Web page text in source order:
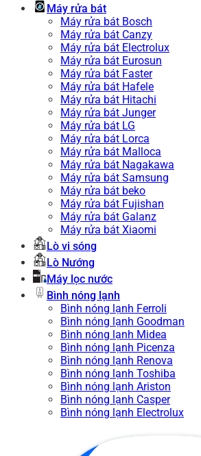
Máy rửa bát
Máy rửa bát Bosch
Máy rửa bát Canzy
Máy rửa bát Electrolux
Máy rửa bát Eurosun
Máy rửa bát Faster
Máy rửa bát Hafele
Máy rửa bát Hitachi
Máy rửa bát Junger
Máy rửa bát LG
Máy rửa bát Lorca
Máy rửa bát Malloca
Máy rửa bát Nagakawa
Máy rửa bát Samsung
Máy rửa bát beko
Máy rửa bát Fujishan
Máy rửa bát Galanz
Máy rửa bát Xiaomi
Lò vi sóng
Lò Nướng
Máy lọc nước
Bình nóng lạnh
Bình nóng lạnh Ferroli
Bình nóng lạnh Goodman
Bình nóng lạnh Midea
Bình nóng lạnh Picenza
Bình nóng lạnh Renova
Bình nóng lạnh Toshiba
Bình nóng lạnh Ariston
Bình nóng lạnh Casper
Bình nóng lạnh Electrolux